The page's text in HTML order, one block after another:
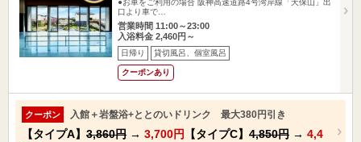
●お車をご利用の場合 阪神高速道路4号湾岸線「天保山」出
口より車で…
営業時間 11:00～23:00
入浴料金 2,460円～
日帰り 貸切風呂、個室風呂
クーポンあり
クーポン 入館＋岩盤浴+ととのいドリンク 最大380円引き
【タイプA】 3,860円 → 3,700円 【タイプC】 4,850円 → 4,4